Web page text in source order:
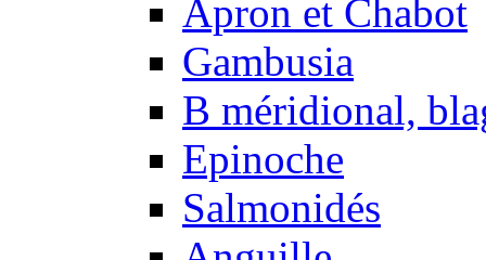
Apron et Chabot
Gambusia
B méridional,
Epinoche
Salmonidés